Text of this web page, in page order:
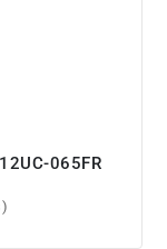
065FR